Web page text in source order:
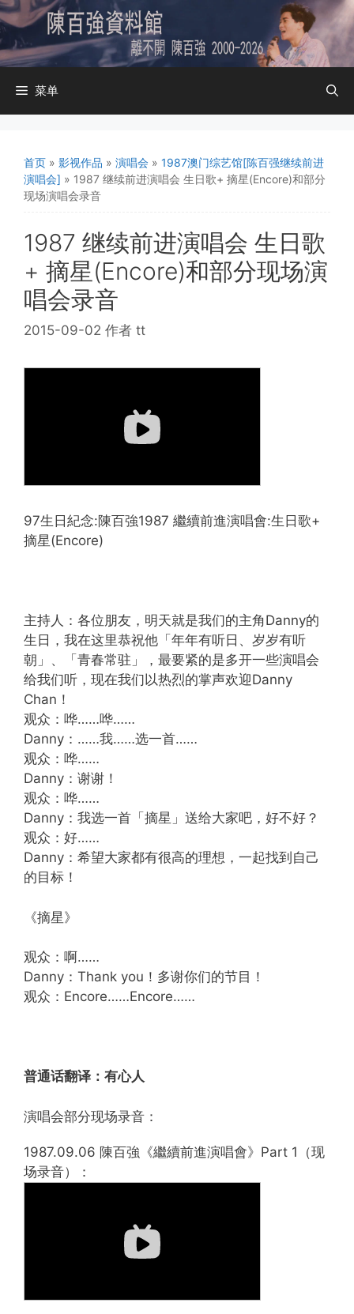
跳
至
内
容
菜单
首页 » 影视作品 » 演唱会 » 1987澳门综艺馆[陈百强继续前进
演唱会] » 1987 继续前进演唱会 生日歌+ 摘星(Encore)和部分
现场演唱会录音
1987 继续前进演唱会 生日歌
+ 摘星(Encore)和部分现场演
唱会录音
2015-09-02 作者 tt
97生日紀念:陳百強1987 繼續前進演唱會:生日歌+
摘星(Encore)
主持人：各位朋友，明天就是我们的主角Danny的
生日，我在这里恭祝他「年年有听日、岁岁有听
朝」、「青春常驻」，最要紧的是多开一些演唱会
给我们听，现在我们以热烈的掌声欢迎Danny
Chan！
观众：哗……哗……
Danny：……我……选一首……
观众：哗……
Danny：谢谢！
观众：哗……
Danny：我选一首「摘星」送给大家吧，好不好？
观众：好……
Danny：希望大家都有很高的理想，一起找到自己
的目标！
《摘星》
观众：啊……
Danny：Thank you！多谢你们的节目！
观众：Encore……Encore……
普通话翻译： 有心人
演唱会部分现场录音：
1987.09.06 陳百強《繼續前進演唱會》Part 1（现
场录音）：